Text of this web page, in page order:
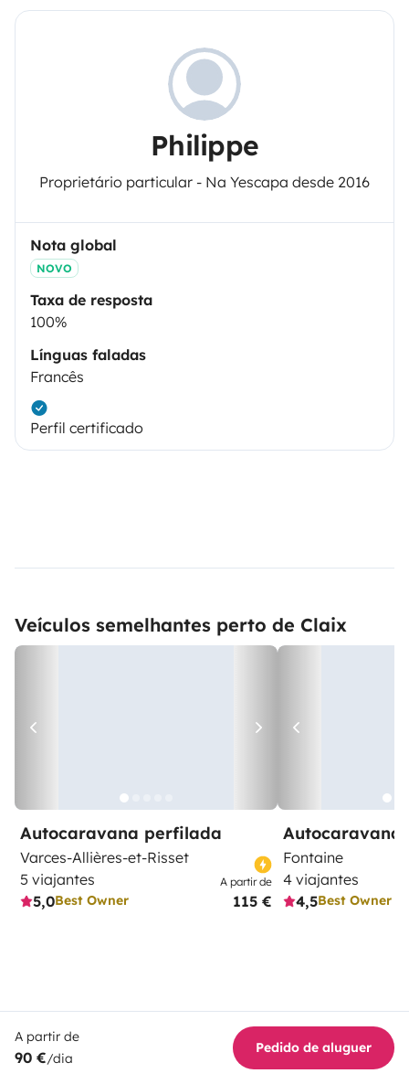
Philippe
Proprietário particular - Na Yescapa desde 2016
Nota global
NOVO
Taxa de resposta
100%
Línguas faladas
Francês
Perfil certificado
Veículos semelhantes perto de Claix
Autocaravana perfilada
Varces-Allières-et-Risset
5 viajantes
5,0Best Owner
A partir de
115 €
Autocaravana
Fontaine
4 viajantes
4,5Best Owner
A partir de
90 €/dia
Pedido de aluguer